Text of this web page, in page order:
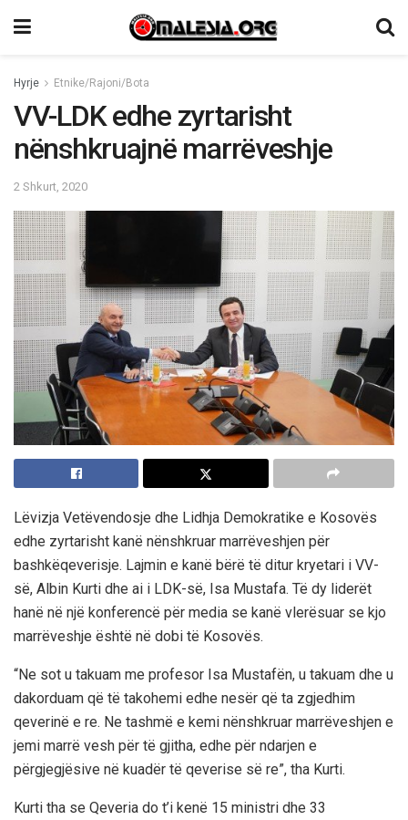
Hyrje Etnike/Rajoni/Bota
VV-LDK edhe zyrtarisht
nënshkruajnë marrëveshje
2 Shkurt, 2020
Lëvizja Vetëvendosje dhe Lidhja Demokratike e Kosovës
edhe zyrtarisht kanë nënshkruar marrëveshjen për
bashkëqeverisje. Lajmin e kanë bërë të ditur kryetari i VV-
së, Albin Kurti dhe ai i LDK-së, Isa Mustafa. Të dy liderët
hanë në një konferencë për media se kanë vlerësuar se kjo
marrëveshje është në dobi të Kosovës.
“Ne sot u takuam me profesor Isa Mustafën, u takuam dhe u
dakorduam që të takohemi edhe nesër që ta zgjedhim
qeverinë e re. Ne tashmë e kemi nënshkruar marrëveshjen e
jemi marrë vesh për të gjitha, edhe për ndarjen e
përgjegjësive në kuadër të qeverise së re”, tha Kurti.
Kurti tha se Qeveria do t’i kenë 15 ministri dhe 33